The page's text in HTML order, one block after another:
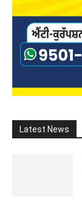
Latest News